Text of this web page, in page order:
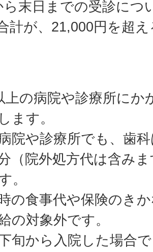
ら末日までの受診につ
計が、21,000円を超
上の病院や診療所にか
ます。
院や診療所でも、歯
（院外処方代は含み
。
の食事代や保険のき
の対象外です。
旬から入院した場合